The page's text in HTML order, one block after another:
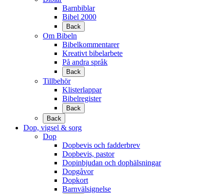
Barnbiblar
Bibel 2000
Back
Om Bibeln
Bibelkommentarer
Kreativt bibelarbete
På andra språk
Back
Tillbehör
Klisterlappar
Bibelregister
Back
Back
Dop, vigsel & sorg
Dop
Dopbevis och fadderbrev
Dopbevis, pastor
Dopinbjudan och dophälsningar
Dopgåvor
Dopkort
Barnvälsignelse